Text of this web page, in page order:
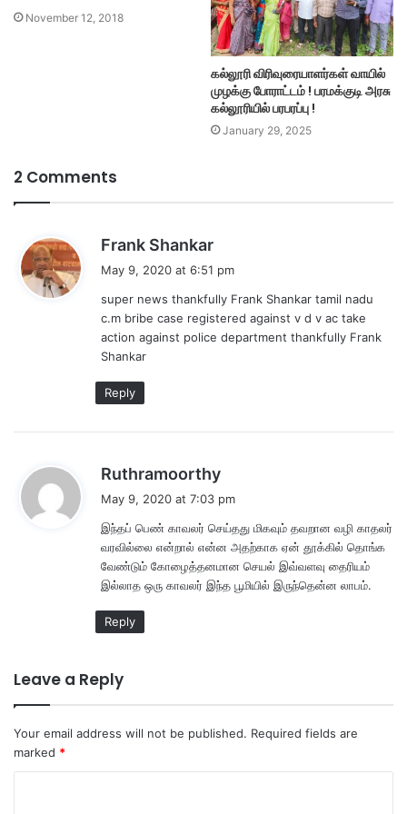
November 12, 2018
கல்லூரி விரிவுரையாளர்கள் வாயில்
முழக்கு போராட்டம் ! பரமக்குடி அரசு
கல்லூரியில் பரபரப்பு !
January 29, 2025
2 Comments
Frank Shankar
y
s
:
May 9, 2020 at 6:51 pm
super news thankfully Frank Shankar tamil nadu
c.m bribe case registered against v d v ac take
action against police department thankfully Frank
Shankar
Reply
Ruthramoorthy
s
:
May 9, 2020 at 7:03 pm
இந்தப் பெண் காவலர் செய்தது மிகவும் தவறான வழி காதலர்
வரவில்லை என்றால் என்ன அதற்காக ஏன் தூக்கில் தொங்க
வேண்டும் கோழைத்தனமான செயல் இவ்வளவு தைரியம்
இல்லாத ஒரு காவலர் இந்த பூமியில் இருந்தென்ன லாபம்.
Reply
Leave a Reply
Your email address will not be published. Required fields are
marked *